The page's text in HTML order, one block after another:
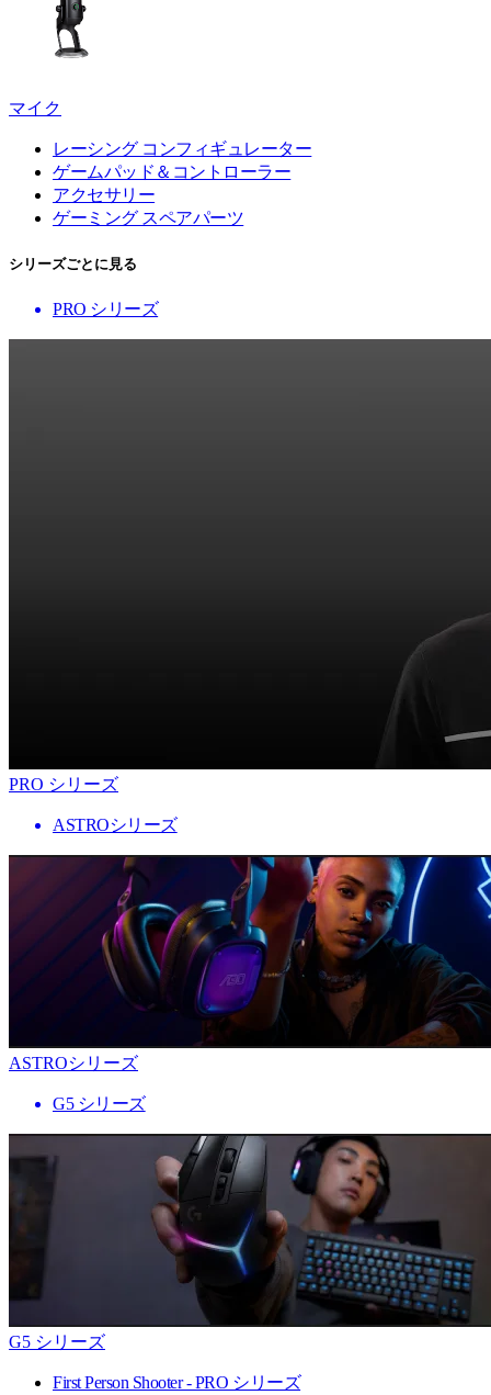
マイク
レーシング コンフィギュレーター
ゲームパッド＆コントローラー
アクセサリー
ゲーミング スペアパーツ
シリーズごとに見る
PRO シリーズ
PRO シリーズ
ASTROシリーズ
ASTROシリーズ
G5 シリーズ
G5 シリーズ
First Person Shooter - PRO シリーズ